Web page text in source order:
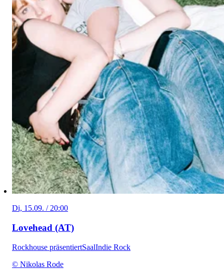
Di, 15.09. / 20:00
Lovehead (AT)
Rockhouse präsentiertSaalIndie Rock
© Nikolas Rode